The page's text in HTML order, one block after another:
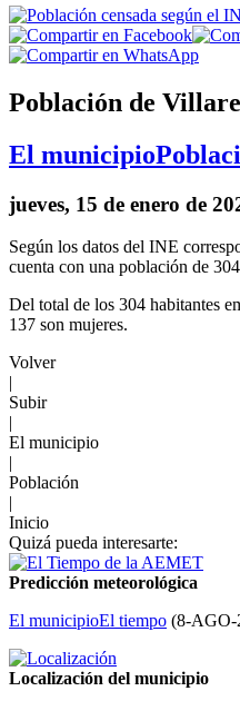
Población de
El municipio
jueves, 15 de enero de
Según los datos del INE
cuenta con una población de
Del total de los 304 habitantes
137 son mujeres.
Volver
|
Subir
|
El municipio
|
Población
|
Inicio
Quizá pueda interesarte:
Predicción meteorológica
El municipioEl tiempo (8-AGO-
Localización del municipio